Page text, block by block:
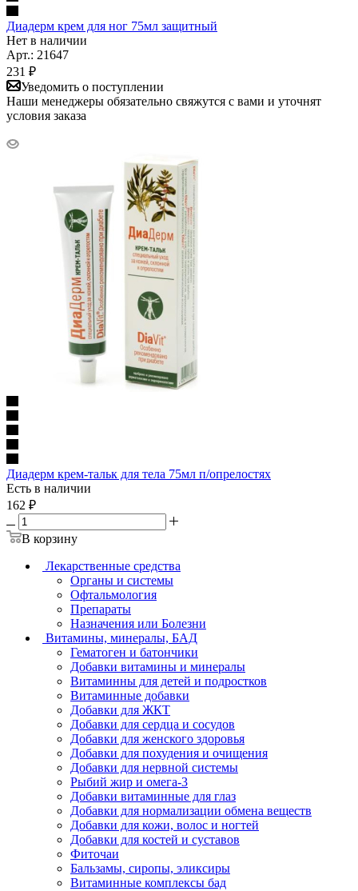
Диадерм крем для ног 75мл защитный
Нет в наличии
Арт.: 21647
231 ₽
Уведомить о поступлении
Наши менеджеры обязательно свяжутся с вами и уточнят
условия заказа
Диадерм крем-тальк для тела 75мл п/опрелостях
Есть в наличии
162 ₽
В корзину
Лекарственные средства
Органы и системы
Офтальмология
Препараты
Назначения или Болезни
Витамины, минералы, БАД
Гематоген и батончики
Добавки витамины и минералы
Витаминны для детей и подростков
Витаминные добавки
Добавки для ЖКТ
Добавки для сердца и сосудов
Добавки для женского здоровья
Добавки для похудения и очищения
Добавки для нервной системы
Рыбий жир и омега-3
Добавки витаминные для глаз
Добавки для нормализации обмена веществ
Добавки для кожи, волос и ногтей
Добавки для костей и суставов
Фиточаи
Бальзамы, сиропы, эликсиры
Витаминные комплексы бад